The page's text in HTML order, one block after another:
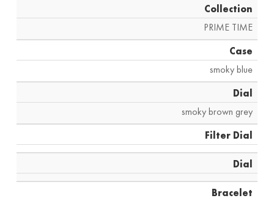
Collection
PRIME TIME
Case
smoky blue
Dial
smoky brown grey
Filter Dial
Dial
Bracelet